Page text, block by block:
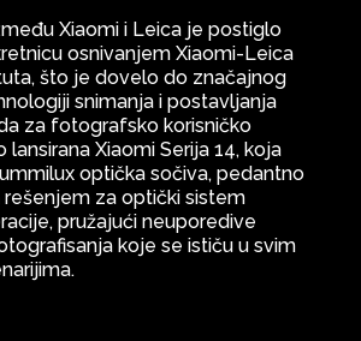
Xiaomi i Leica je postiglo
osnivanjem Xiaomi-Leica
što je dovelo do značajnog
snimanja i postavljanja
za fotografsko korisničko
lansirana Xiaomi Serija 14, koja
optička sočiva, pedantno
rešenjem za optički sistem
pružajući neuporedive
koje se ističu u svim